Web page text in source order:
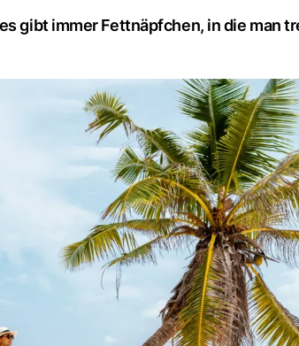
gibt immer Fettnäpfchen, in die man